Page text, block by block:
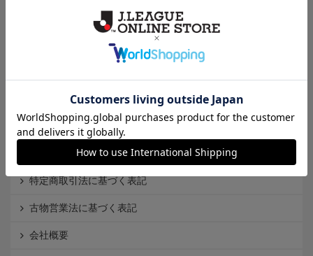
Ｊ2
インフォメーション
個人情報保護方針
Cookieポリシー
特定商取引法に基づく表記
古物営業法に基づく表記
会社概要